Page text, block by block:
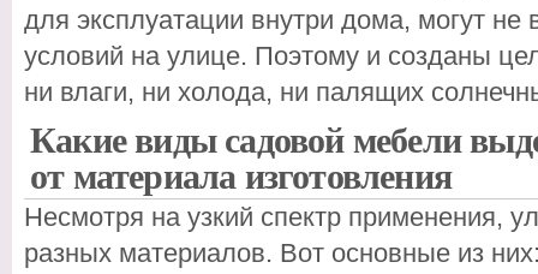
для эксплуатации внутри дома, могут
условий на улице. Поэтому и созданы
ни влаги, ни холода, ни палящих
Какие виды садовой мебели
от материала изготовления
Несмотря на узкий спектр применения,
разных материалов. Вот основные из